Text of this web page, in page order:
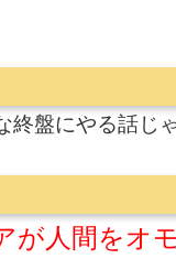
終盤にやる話じ
が人間をオ